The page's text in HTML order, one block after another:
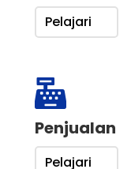
Pelajari

Penjualan
Pelajari